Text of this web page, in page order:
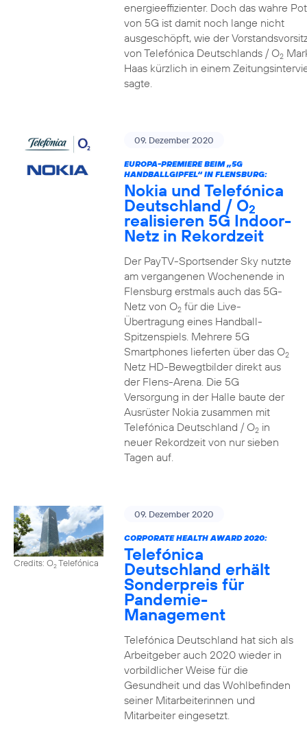
energieeffizienter. Doch das wahre
von 5G ist damit noch lange nicht
ausgeschöpft, wie der
von Telefónica Deutschlands / O2
Haas kürzlich in einem
sagte.
09. Dezember 2020
EUROPA-PREMIERE BEIM „5G
HANDBALLGIPFEL“ IN FLENSBURG:
Nokia und Telefónica
Deutschland / O2
realisieren 5G Indoor-
Netz in Rekordzeit
Der PayTV-Sportsender Sky nutzte
am vergangenen Wochenende in
Flensburg erstmals auch das 5G-
Netz von O2für die Live-
Übertragung eines Handball-
Spitzenspiels. Mehrere 5G
Smartphones lieferten über das O2
Netz HD-Bewegtbilder direkt aus
der Flens-Arena. Die 5G
Versorgung in der Halle baute der
Ausrüster Nokia zusammen mit
Telefónica Deutschland / O2in
neuer Rekordzeit von nur sieben
Tagen auf.
Credits: O2Telefónica
09. Dezember 2020
CORPORATE HEALTH AWARD 2020:
Telefónica
Deutschland erhält
Sonderpreis für
Pandemie-
Management
Telefónica Deutschland hat sich als
Arbeitgeber auch 2020 wieder in
vorbildlicher Weise für die
Gesundheit und das Wohlbefinden
seiner Mitarbeiterinnen und
Mitarbeiter eingesetzt.